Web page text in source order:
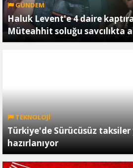
GÜNDEM
Haluk Levent'e 4 daire
Müteahhit soluğu savcılıkta
TEKNOLOJİ
Türkiye'de Sürücüsüz taksiler
hazırlanıyor